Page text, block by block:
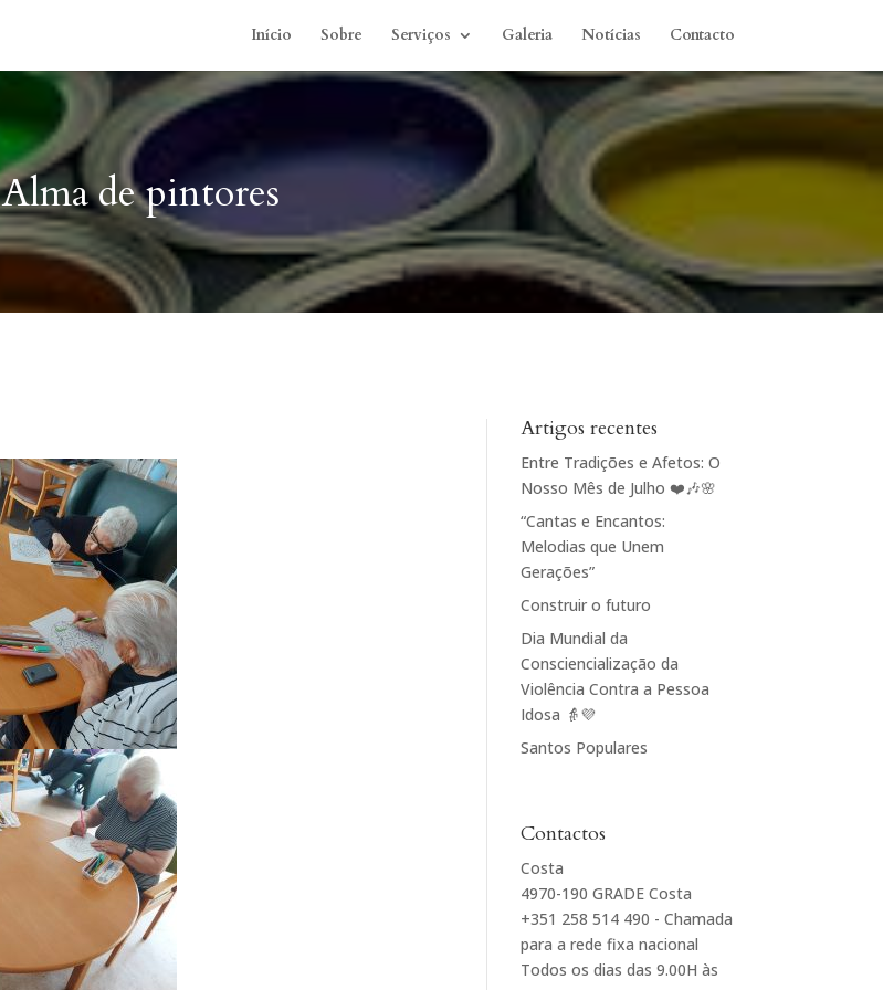
Início Sobre Serviços Galeria Notícias Contacto
Alma de pintores
Artigos recentes
Entre Tradições e Afetos: O
Nosso Mês de Julho ❤️🎶🌸
“Cantas e Encantos:
Melodias que Unem
Gerações”
Construir o futuro
Dia Mundial da
Consciencialização da
Violência Contra a Pessoa
Idosa 👵💜
Santos Populares
Contactos
Costa
4970-190 GRADE Costa
+351 258 514 490 - Chamada
para a rede fixa nacional
Todos os dias das 9.00H às